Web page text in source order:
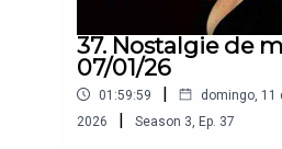
37. Nostalgie de
07/01/26
01:59:59 |
domingo, 11
2026
| Season 3 Ep. 37